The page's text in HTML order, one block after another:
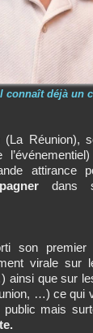
connaît déjà un
(La Réunion),
attirance
dans
son
virale sur
ainsi que sur
…) ce qui
public mais